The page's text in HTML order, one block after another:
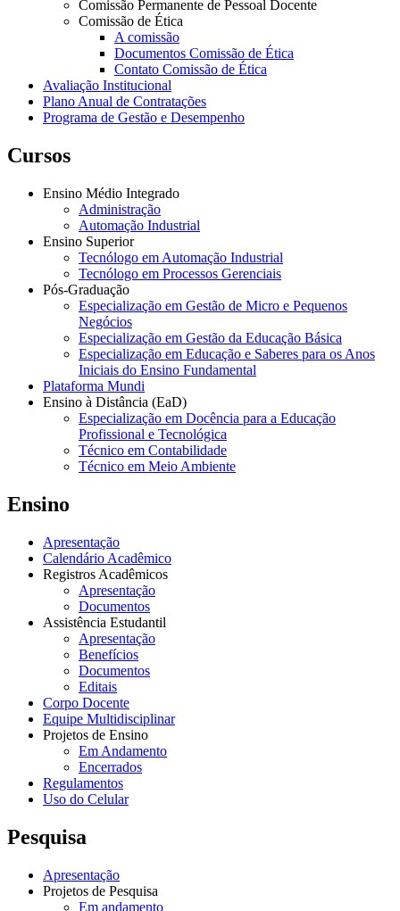
Comissão Permanente de Pessoal Docente
Comissão de Ética
A comissão
Documentos Comissão de Ética
Contato Comissão de Ética
Avaliação Institucional
Plano Anual de Contratações
Programa de Gestão e Desempenho
Cursos
Ensino Médio Integrado
Administração
Automação Industrial
Ensino Superior
Tecnólogo em Automação Industrial
Tecnólogo em Processos Gerenciais
Pós-Graduação
Especialização em Gestão de Micro e Pequenos
Negócios
Especialização em Gestão da Educação Básica
Especialização em Educação e Saberes para os Anos
Iniciais do Ensino Fundamental
Plataforma Mundi
Ensino à Distância (EaD)
Especialização em Docência para a Educação
Profissional e Tecnológica
Técnico em Contabilidade
Técnico em Meio Ambiente
Ensino
Apresentação
Calendário Acadêmico
Registros Acadêmicos
Apresentação
Documentos
Assistência Estudantil
Apresentação
Benefícios
Documentos
Editais
Corpo Docente
Equipe Multidisciplinar
Projetos de Ensino
Em Andamento
Encerrados
Regulamentos
Uso do Celular
Pesquisa
Apresentação
Projetos de Pesquisa
Em andamento